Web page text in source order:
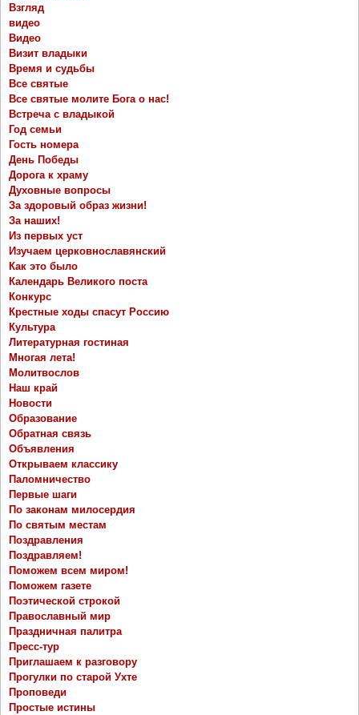
Взгляд
видео
Видео
Визит владыки
Время и судьбы
Все святые
Все святые молите Бога о нас!
Встреча с владыкой
Год семьи
Гость номера
День Победы
Дорога к храму
Духовные вопросы
За здоровый образ жизни!
За наших!
Из первых уст
Изучаем церковнославянский
Как это было
Календарь Великого поста
Конкурс
Крестные ходы спасут Россию
Культура
Литературная гостиная
Многая лета!
Молитвослов
Наш край
Новости
Образование
Обратная связь
Объявления
Открываем классику
Паломничество
Первые шаги
По законам милосердия
По святым местам
Поздравления
Поздравляем!
Поможем всем миром!
Поможем газете
Поэтической строкой
Православный мир
Праздничная палитра
Пресс-тур
Приглашаем к разговору
Прогулки по старой Ухте
Проповеди
Простые истины